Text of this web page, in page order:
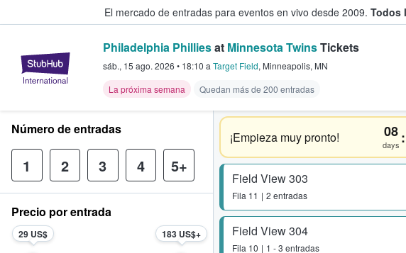
El mercado de entradas para eventos en vivo desde 2009. Todos
StubHub: compra y venta de entradas entre
Philadelphia Philliesat Minnesota TwinsTickets
sáb., 15 ago. 2026 • 18:10 a Target Field, Minneapolis, MN
La próxima semana
Quedan más de 200 entradas
¡Empieza muy pronto! 08
days :
Field View 303
Fila 11 2 entradas
Field View 304
Fila 10 1 - 3 entradas
Número de entradas
1 2 3 4 5+
Precio por entrada
29 US$ 183 US$